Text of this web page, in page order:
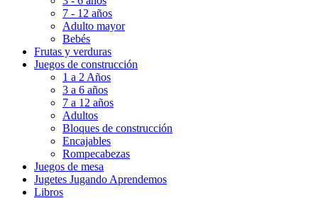
7 - 12 años
Adulto mayor
Bebés
Frutas y verduras
Juegos de construcción
1 a 2 Años
3 a 6 años
7 a 12 años
Adultos
Bloques de construcción
Encajables
Rompecabezas
Juegos de mesa
Jugetes Jugando Aprendemos
Libros